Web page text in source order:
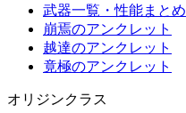
武器一覧・性能まとめ
崩焉のアンクレット
越達のアンクレット
竟極のアンクレット
オリジンクラス